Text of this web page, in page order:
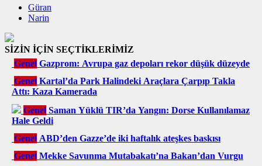
Güran
Narin
SİZİN İÇİN SEÇTİKLERİMİZ
Genel Gazprom: Avrupa gaz depoları rekor düşük düzeyde
Genel Kartal’da Park Halindeki Araçlara Çarpıp Takla
Attı: Kaza Kamerada
Genel Saman Yüklü TIR’da Yangın: Dorse Kullanılamaz
Hale Geldi
Genel ABD’den Gazze’de iki haftalık ateşkes baskısı
Genel Mekke Savunma Mutabakatı’na Bakan’dan Vurgu